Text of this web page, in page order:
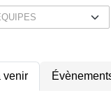
venir